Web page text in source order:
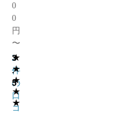
0
0
円
〜
★
★
★
★
★
3
.
5
2
件
の
口
コ